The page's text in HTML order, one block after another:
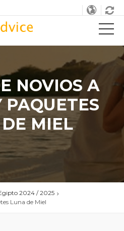
NOVIOS A
PAQUETES
MIEL
2024 / 2025
Luna de Miel